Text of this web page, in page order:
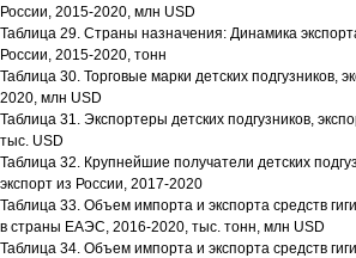
России, 2015-2020, млн USD
Таблица 29. Страны назначения: Динамика
России, 2015-2020, тонн
Таблица 30. Торговые марки детских подгузников,
2020, млн USD
Таблица 31. Экспортеры детских подгузников,
тыс. USD
Таблица 32. Крупнейшие получатели детских
экспорт из России, 2017-2020
Таблица 33. Объем импорта и экспорта средств
в страны ЕАЭС, 2016-2020, тыс. тонн, млн USD
Таблица 34. Объем импорта и экспорта средств